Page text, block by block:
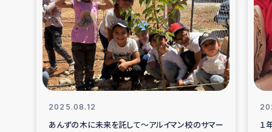
2025.08.12
あんずの木に未来を託して～アルイマン校のサマー
１